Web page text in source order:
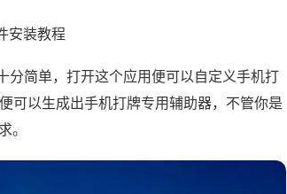
安装教程
分简单，打开这个应用便可以自定义手机打
可以生成出手机打牌专用辅助器，不管你是
。